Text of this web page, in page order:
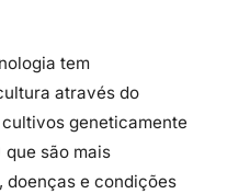
tem
através do
geneticamente
são mais
doenças e condições